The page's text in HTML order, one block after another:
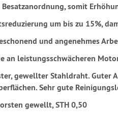
somit
um bis zu 15%,
und angenehmes
an leistungsschwächeren
gewellter Stahldraht. Guter
Sehr gute
gewellt, STH 0,50